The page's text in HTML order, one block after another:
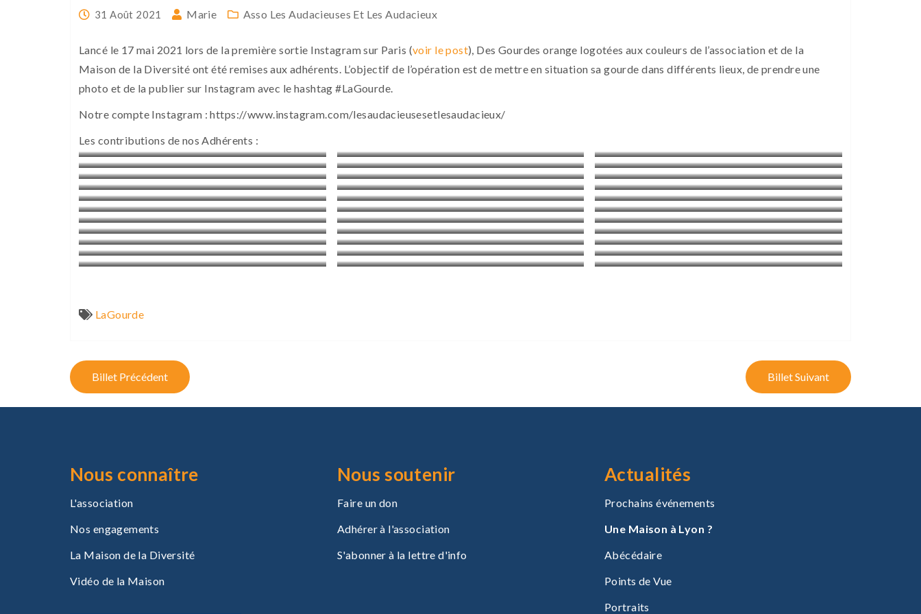
31 Août 2021 Marie Asso Les Audacieuses Et Les Audacieux
Lancé le 17 mai 2021 lors de la première sortie Instagram sur Paris (voir le post), Des Gourdes orange logotées aux couleurs de l’association et de la
Maison de la Diversité ont été remises aux adhérents. L’objectif de l’opération est de mettre en situation sa gourde dans différents lieux, de prendre une
photo et de la publier sur Instagram avec le hashtag #LaGourde.
Notre compte Instagram : https://www.instagram.com/lesaudacieusesetlesaudacieux/
Les contributions de nos Adhérents :
ESPAGNE – Barcelone ESPAGNE
LYON
PARIS
PARIS
ITALIE – Milan
NICE
PARIS
PARIS
VANNES
VANNES
VANNES
LYON
NORMANDIE SAINT-MARTIN-DE-MONDAYE
VALLOIRES
MARCHE DES FIERTES DE PARIS
PARIS
PARIS – CENTRE LGBTQI
ILE DE RE
LYON
LYON
LYON
CHARTRES
TEPATOUSEUL
AMIENS
PARIS
AMIENS
ROSCOFF
ROSCOFF
PARIS
LaGourde
P
o
n
a
v
Billet Précédent Billet Suivant
Nous connaître
L'association
Nos engagements
La Maison de la Diversité
Vidéo de la Maison
Nous soutenir
Faire un don
Adhérer à l'association
S'abonner à la lettre d'info
Actualités
Prochains événements
Une Maison à Lyon ?
Abécédaire
Points de Vue
Portraits